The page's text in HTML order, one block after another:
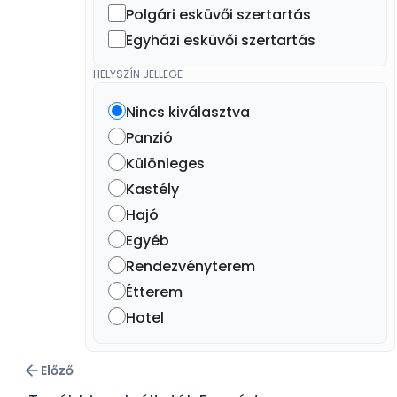
Polgári esküvői szertartás
Egyházi esküvői szertartás
HELYSZÍN JELLEGE
Nincs kiválasztva
Panzió
Különleges
Kastély
Hajó
Egyéb
Rendezvényterem
Étterem
Hotel
Előző